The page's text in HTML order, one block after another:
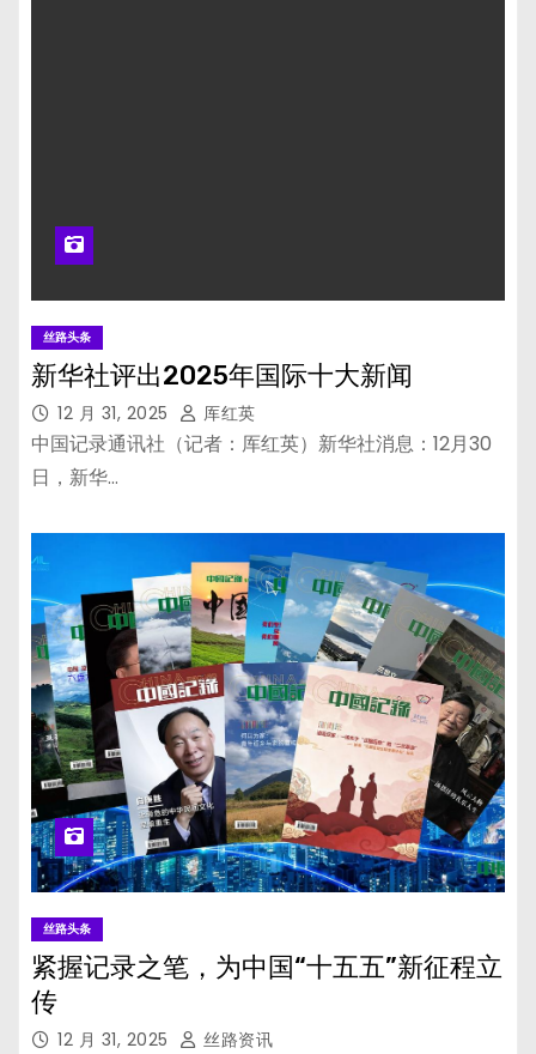
丝路头条
新华社评出2025年国际十大新闻
12 月 31, 2025 厍红英
中国记录通讯社（记者：厍红英）新华社消息：12月30
日，新华…
丝路头条
紧握记录之笔，为中国“十五五”新征程立
传
12 月 31, 2025 丝路资讯